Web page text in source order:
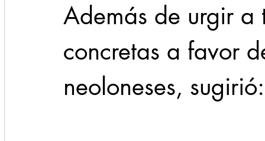
Además de urgir
concretas a favor
neoloneses, sugirió: